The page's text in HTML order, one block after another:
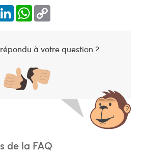
LinkedIn WhatsApp
à votre question ?
de la FAQ